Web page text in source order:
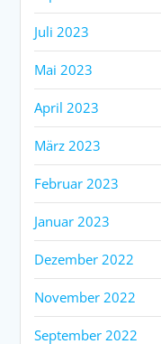
Juli 2023
Mai 2023
April 2023
März 2023
Februar 2023
Januar 2023
Dezember 2022
November 2022
September 2022